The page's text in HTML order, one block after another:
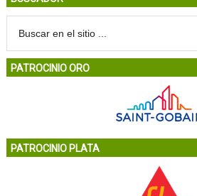
PATROCINIO ORO
PATROCINIO PLATA